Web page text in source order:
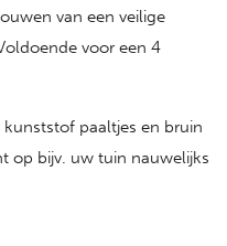
van een veilige
voor een 4
paaltjes en bruin
op bijv. uw tuin nauwelijks